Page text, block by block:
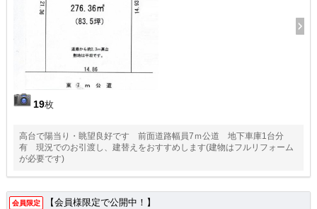
19枚
高台で陽当り・眺望良好です 前面道路幅員7ｍ公道 地下車庫1台分
有 現況でのお引渡し、建替えをおすすめします(建物はフルリフォーム
が必要です)
会員限定 【会員様限定で公開中！】